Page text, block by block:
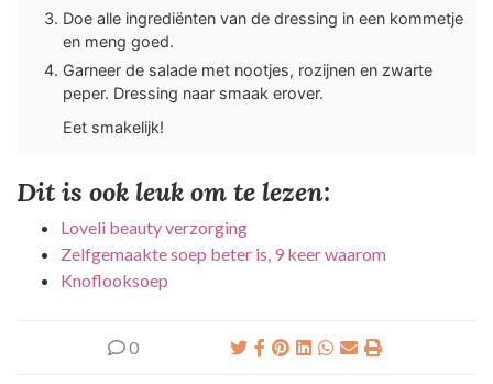
Doe alle ingrediënten van de dressing in een kommetje
en meng goed.
Garneer de salade met nootjes, rozijnen en zwarte
peper. Dressing naar smaak erover.
Eet smakelijk!
Dit is ook leuk om te lezen:
Loveli beauty verzorging
Zelfgemaakte soep beter is, 9 keer waarom
Knoflooksoep
0